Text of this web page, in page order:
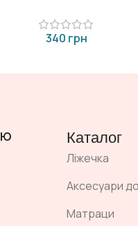
грн
Каталог
Ліжечка
Аксесуари
Матраци